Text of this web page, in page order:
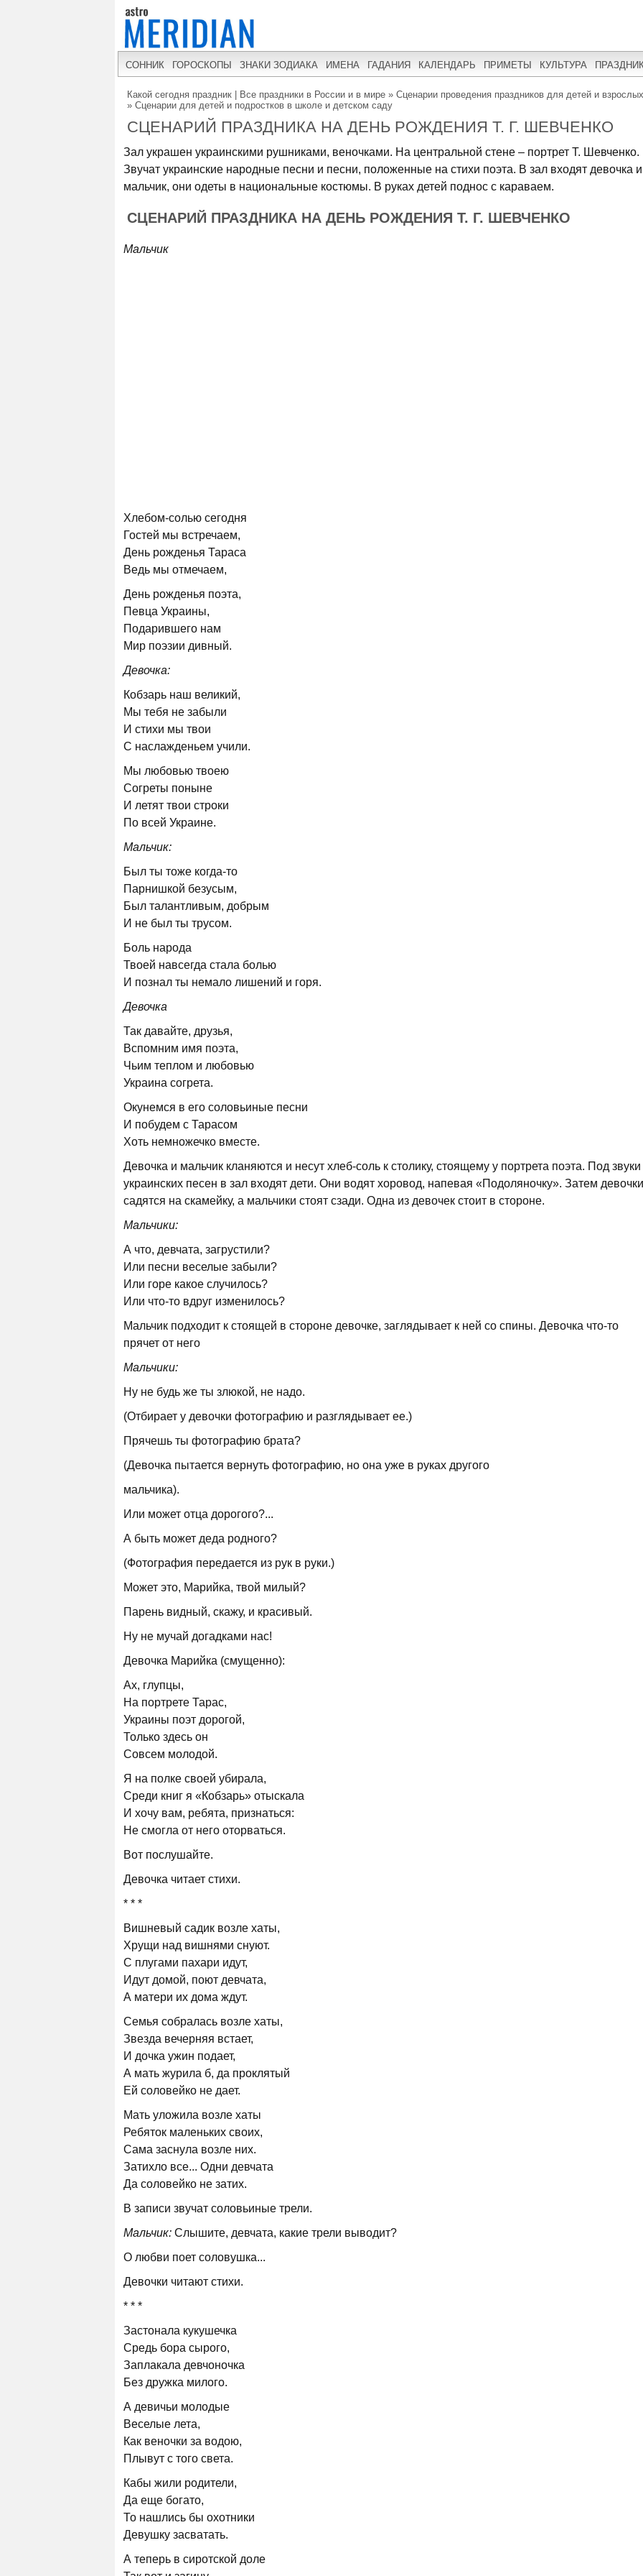
СОННИК ГОРОСКОПЫ ЗНАКИ ЗОДИАКА ИМЕНА ГАДАНИЯ КАЛЕНДАРЬ ПРИМЕТЫ КУЛЬТУРА
Какой сегодня праздник | Все праздники в России и в мире » Сценарии проведения праздников для детей и взрослых
» Сценарии для детей и подростков в школе и детском саду
СЦЕНАРИЙ ПРАЗДНИКА НА ДЕНЬ РОЖДЕНИЯ Т. Г. ШЕВЧЕНКО
Зал украшен украинскими рушниками, веночками. На центральной стене – портрет Т. Шевченко.
Звучат украинские народные песни и песни, положенные на стихи поэта. В зал входят девочка и
мальчик, они одеты в национальные костюмы. В руках детей поднос с караваем.
СЦЕНАРИЙ ПРАЗДНИКА НА ДЕНЬ РОЖДЕНИЯ Т. Г. ШЕВЧЕНКО
Мальчик
Хлебом-солью сегодня
Гостей мы встречаем,
День рожденья Тараса
Ведь мы отмечаем,
День рожденья поэта,
Певца Украины,
Подарившего нам
Мир поэзии дивный.
Девочка:
Кобзарь наш великий,
Мы тебя не забыли
И стихи мы твои
С наслажденьем учили.
Мы любовью твоею
Согреты поныне
И летят твои строки
По всей Украине.
Мальчик:
Был ты тоже когда-то
Парнишкой безусым,
Был талантливым, добрым
И не был ты трусом.
Боль народа
Твоей навсегда стала болью
И познал ты немало лишений и горя.
Девочка
Так давайте, друзья,
Вспомним имя поэта,
Чьим теплом и любовью
Украина согрета.
Окунемся в его соловьиные песни
И побудем с Тарасом
Хоть немножечко вместе.
Девочка и мальчик кланяются и несут хлеб-соль к столику, стоящему у портрета поэта. Под звуки
украинских песен в зал входят дети. Они водят хоровод, напевая «Подоляночку». Затем девочки
садятся на скамейку, а мальчики стоят сзади. Одна из девочек стоит в стороне.
Мальчики:
А что, девчата, загрустили?
Или песни веселые забыли?
Или горе какое случилось?
Или что-то вдруг изменилось?
Мальчик подходит к стоящей в стороне девочке, заглядывает к ней со спины. Девочка что-то
прячет от него
Мальчики:
Ну не будь же ты злюкой, не надо.
(Отбирает у девочки фотографию и разглядывает ее.)
Прячешь ты фотографию брата?
(Девочка пытается вернуть фотографию, но она уже в руках другого
мальчика).
Или может отца дорогого?...
А быть может деда родного?
(Фотография передается из рук в руки.)
Может это, Марийка, твой милый?
Парень видный, скажу, и красивый.
Ну не мучай догадками нас!
Девочка Марийка (смущенно):
Ах, глупцы,
На портрете Тарас,
Украины поэт дорогой,
Только здесь он
Совсем молодой.
Я на полке своей убирала,
Среди книг я «Кобзарь» отыскала
И хочу вам, ребята, признаться:
Не смогла от него оторваться.
Вот послушайте.
Девочка читает стихи.
* * *
Вишневый садик возле хаты,
Хрущи над вишнями снуют.
С плугами пахари идут,
Идут домой, поют девчата,
А матери их дома ждут.
Семья собралась возле хаты,
Звезда вечерняя встает,
И дочка ужин подает,
А мать журила б, да проклятый
Ей соловейко не дает.
Мать уложила возле хаты
Ребяток маленьких своих,
Сама заснула возле них.
Затихло все... Одни девчата
Да соловейко не затих.
В записи звучат соловьиные трели.
Мальчик: Слышите, девчата, какие трели выводит?
О любви поет соловушка...
Девочки читают стихи.
* * *
Застонала кукушечка
Средь бора сырого,
Заплакала девчоночка
Без дружка милого.
А девичьи молодые
Веселые лета,
Как веночки за водою,
Плывут с того света.
Кабы жили родители,
Да еще богато,
То нашлись бы охотники
Девушку засватать.
А теперь в сиротской доле